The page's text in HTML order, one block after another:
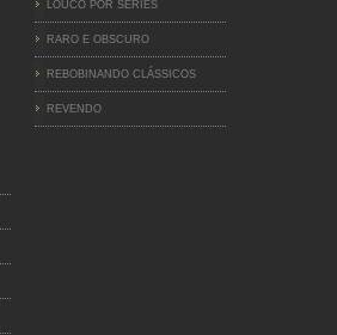
LOUCO POR SERIES
RARO E OBSCURO
REBOBINANDO CLÁSSICOS
REVENDO